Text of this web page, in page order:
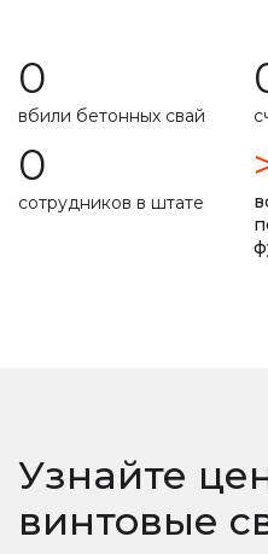
расчет несущей
долговечность
замер уровня
любая сложность вашего
0
вбили бетонных свай
0
сотрудников в штате
Узнайте
винтовые